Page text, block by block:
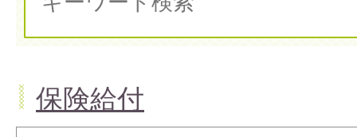
保険給付